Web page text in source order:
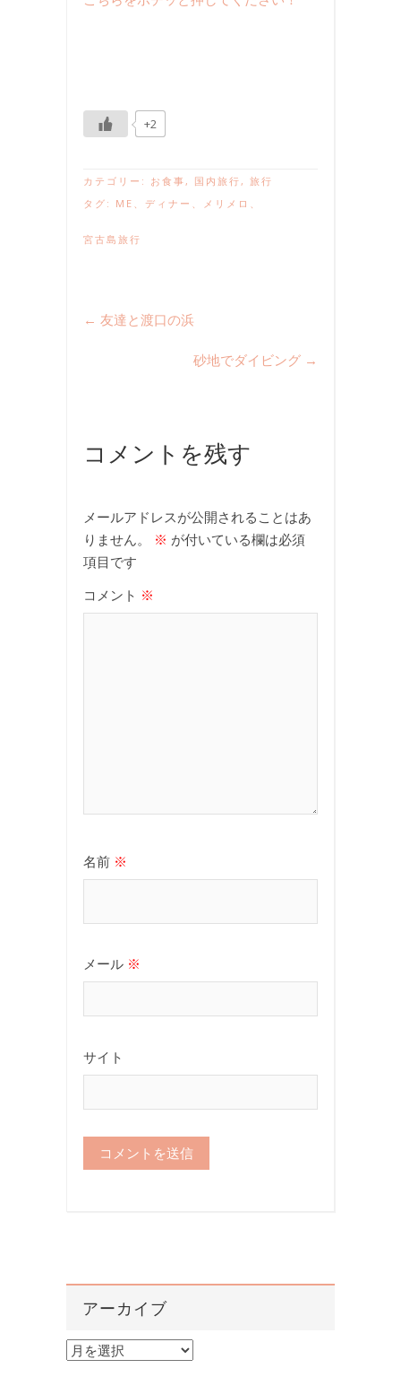
+2
カテゴリー: お食事, 国内旅行, 旅行
タグ: ME 、 ディナー 、 メリメロ 、
宮古島旅行
← 友達と渡口の浜
砂地でダイビング →
コメントを残す
メールアドレスが公開されることはあ
りません。
※ が付いている欄は必須
項目です
コメント ※
名前 ※
メール ※
サイト
アーカイブ
ア